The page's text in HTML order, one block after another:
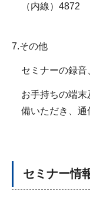
（内線）4872
7.その他
セミナーの録音
お手持ちの端
備いただき、通
セミナー情